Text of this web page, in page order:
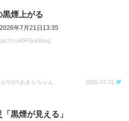
黒煙上がる
2026年7月21日13:35
t.co/0FSra5loxg
や)のあきらちゃん 2026-07-21
黒煙が見える」